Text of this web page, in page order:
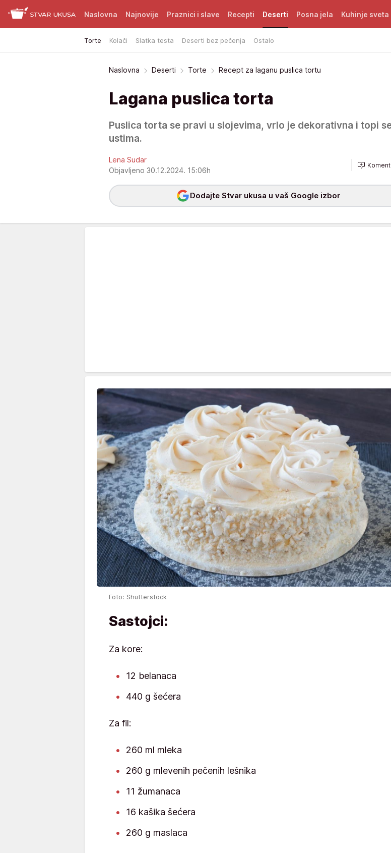
Naslovna Najnovije Praznici i slave Recepti Deserti
Torte Kolači Slatka testa Deserti bez pečenja Ostalo
Posna jela Kuhinje sveta
Naslovna Deserti Torte Recept za laganu puslica tortu
Lagana puslica torta
Puslica torta se pravi u slojevima, vrlo je dekorativna i topi
ustima.
Lena Sudar
Objavljeno 30.12.2024. 15:06h
Dodajte Stvar ukusa u vaš Google izbor
Foto: Shutterstock
Sastojci:
Za kore:
12 belanaca
440 g šećera
Za fil:
260 ml mleka
260 g mlevenih pečenih lešnika
11 žumanaca
16 kašika šećera
260 g maslaca